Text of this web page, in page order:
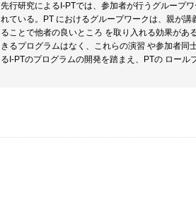
先行研究によるI-PTでは、参加者が行うグループ
れている。PT におけるグループワークは、親が
ることで他者の良いところ を取り入れる効果が
きるプログラムはなく、これらの演習 や参加者同
るI-PTのプログラムの開発を踏まえ、PTの ロール